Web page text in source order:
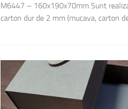
M6447 – 160x190x70mm Sunt
carton dur de 2 mm (mucava, carton